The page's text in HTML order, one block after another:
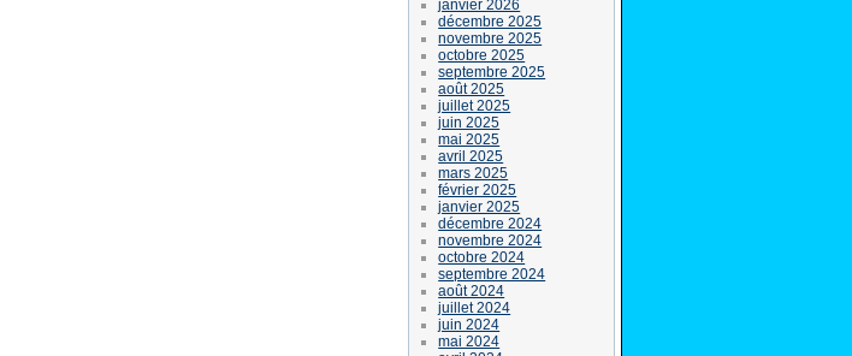
janvier 2026
décembre 2025
novembre 2025
octobre 2025
septembre 2025
août 2025
juillet 2025
juin 2025
mai 2025
avril 2025
mars 2025
février 2025
janvier 2025
décembre 2024
novembre 2024
octobre 2024
septembre 2024
août 2024
juillet 2024
juin 2024
mai 2024